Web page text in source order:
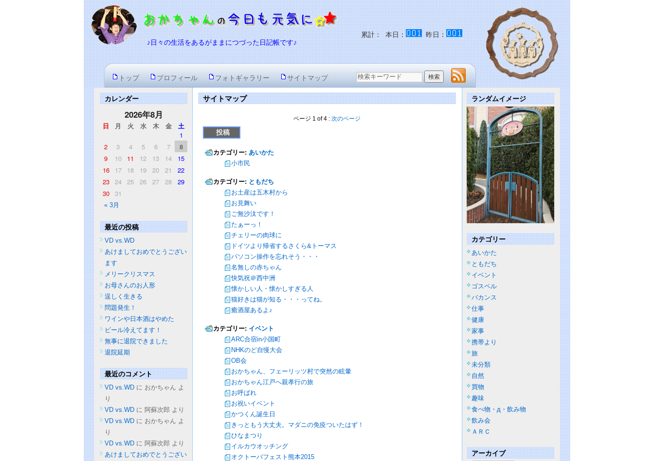
♪日々の生活をあるがままにつづった日記帳です♪
累計：本日： 昨日：
トップ プロフィール フォトギャラリー サイトマップ
サイトマップ
ページ 1 of 4 : 次のページ
投稿
カテゴリー: あいかた
小市民
カテゴリー: ともだち
お土産は五木村から
お見舞い
ご無沙汰です！
たぁーっ！
チェリーの肉球に
ドイツより帰省するさくら&トーマス
パソコン操作を忘れそう・・・
名無しの赤ちゃん
快気祝＠西中洲
懐かしい人・懐かしすぎる人
猫好きは猫が知る・・・ってね。
癒酒屋あるよ♪
カテゴリー: イベント
ARC合宿in小国町
NHKのど自慢大会
OB会
おかちゃん、フェーリッツ村で突然の眩暈
おかちゃん江戸へ親孝行の旅
お呼ばれ
お祝いイベント
かつくん誕生日
きっともう大丈夫。マダニの免疫ついたはず！
ひなまつり
イルカウオッチング
オクトーバフェスト熊本2015
カレンダー
2026年8月
日 月 火 水 木 金
土
1
2
3 4 5 6 7
8
9
10 11 12 13 14
15
16
17 18 19 20 21
22
23
24 25 26 27 28
29
30
31
« 3月
最近の投稿
VD vs.WD
あけましておめでとうござい
ます
メリークリスマス
お母さんのお人形
逞しく生きる
問題発生！
ワインや日本酒はやめた
ビール冷えてます！
無事に退院できました
退院延期
最近のコメント
VD vs.WD に おかちゃん よ
り
VD vs.WD に 阿蘇次郎 より
VD vs.WD に おかちゃん よ
り
VD vs.WD に 阿蘇次郎 より
あけましておめでとうござい
ランダムイメージ
カテゴリー
あいかた
ともだち
イベント
ゴスペル
バカンス
仕事
健康
家事
携帯より
旅
未分類
自然
買物
趣味
食べ物・д・飲み物
飲み会
ＡＲＣ
アーカイブ